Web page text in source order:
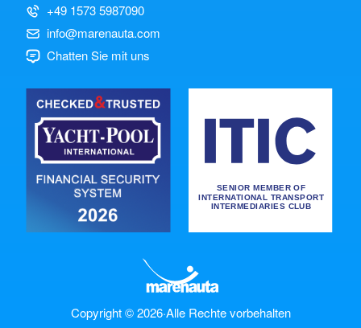
+49 1573 5987090
info@marenauta.com
Chatten Sie mit uns
Copyright © 2026·Alle Rechte vorbehalten